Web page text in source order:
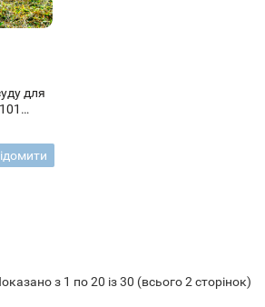
для
з 1 по 20 із 30 (всього 2 сторінок)